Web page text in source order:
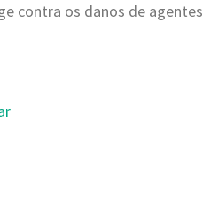
contra os danos de agentes